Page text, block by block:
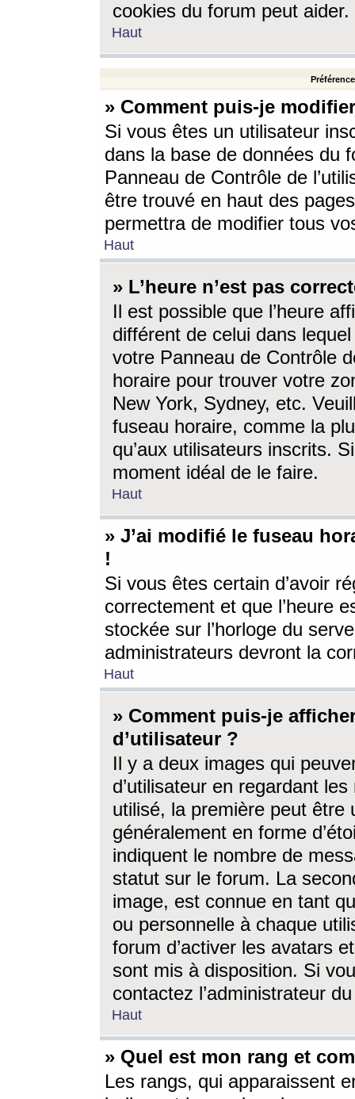
cookies du forum peut aider.
Haut
» Comment puis-je
Si vous êtes un utilisateur
dans la base de données du
Panneau de Contrôle de
être trouvé en haut des
permettra de modifier tous
Haut
» L’heure n’est pas
Il est possible que l’heure
différent de celui dans
votre Panneau de Contrôle
horaire pour trouver votre
New York, Sydney, etc.
fuseau horaire, comme la
qu’aux utilisateurs inscrits.
moment idéal de le faire.
Haut
» J’ai modifié le fuseau
!
Si vous êtes certain d’avoir
correctement et que l’heure
stockée sur l’horloge du
administrateurs devront la
Haut
» Comment puis-je
d’utilisateur ?
Il y a deux images qui
d’utilisateur en regardant
utilisé, la première peut être
généralement en forme
indiquent le nombre de
statut sur le forum. La
image, est connue en tant
ou personnelle à chaque
forum d’activer les avatars
sont mis à disposition. Si
contactez l’administrateur
Haut
» Quel est mon rang et
Les rangs, qui apparaissent